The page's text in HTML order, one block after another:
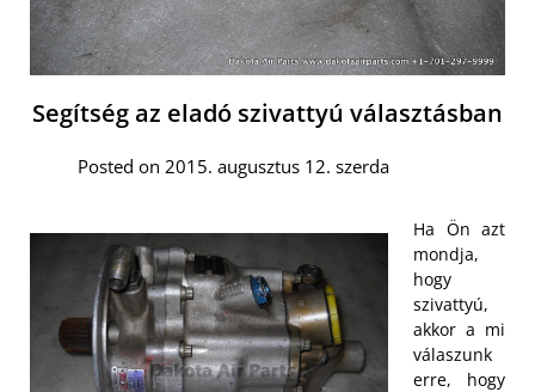
Segítség az eladó szivattyú választásban
Posted on 2015. augusztus 12. szerda
Ha Ön azt
mondja,
hogy
szivattyú,
akkor a mi
válaszunk
erre, hogy